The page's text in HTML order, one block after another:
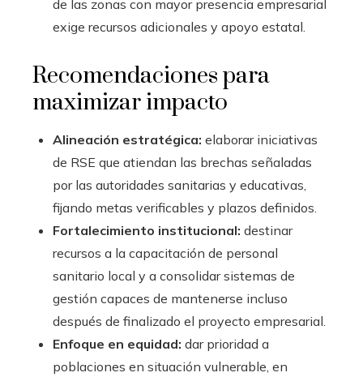
de las zonas con mayor presencia empresarial
exige recursos adicionales y apoyo estatal.
Recomendaciones para
maximizar impacto
Alineación estratégica: elaborar iniciativas
de RSE que atiendan las brechas señaladas
por las autoridades sanitarias y educativas,
fijando metas verificables y plazos definidos.
Fortalecimiento institucional: destinar
recursos a la capacitación de personal
sanitario local y a consolidar sistemas de
gestión capaces de mantenerse incluso
después de finalizado el proyecto empresarial.
Enfoque en equidad: dar prioridad a
poblaciones en situación vulnerable, en